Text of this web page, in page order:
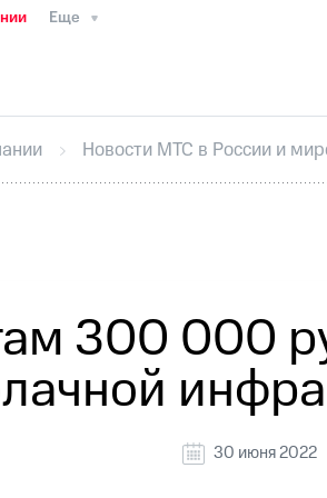
Еще
ИнтервьюФинансовая
секретарьРаскрытие
кабинет акционера
Новости МТС в России и
300 000
30 июня 2022